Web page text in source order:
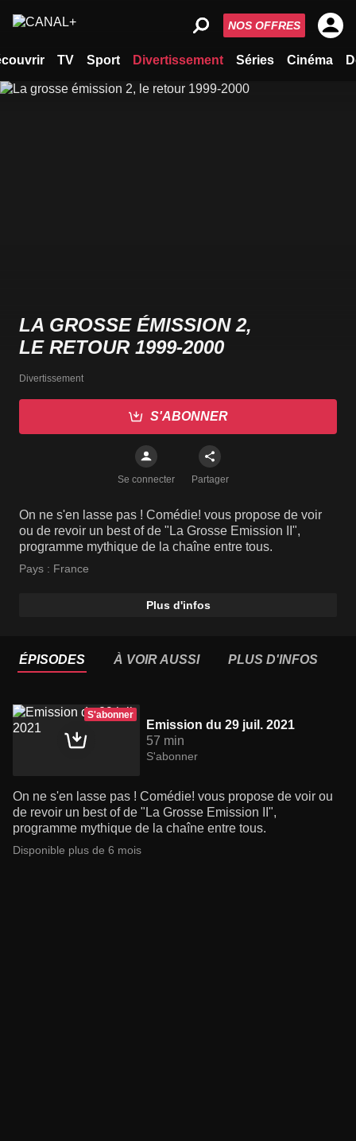
TV Sport Divertissement Séries Cinéma
NOS OFFRES
LA GROSSE ÉMISSION 2,
LE RETOUR 1999-2000
Divertissement
S'ABONNER
Se connecter Partager
On ne s'en lasse pas ! Comédie! vous propose de voir
ou de revoir un best of de "La Grosse Emission II",
programme mythique de la chaîne entre tous.
Pays : France
Plus d'infos
ÉPISODES À VOIR AUSSI PLUS D'INFOS
S'abonner
Emission du 29 juil. 2021
57 min
S'abonner
On ne s'en lasse pas ! Comédie! vous propose de voir ou
de revoir un best of de "La Grosse Emission II",
programme mythique de la chaîne entre tous.
Disponible plus de 6 mois